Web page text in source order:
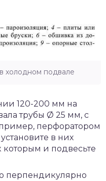
холодном подвале
120-200 мм на
трубы Ø 25 мм, с
перфоратором
в них
и подвесьте
перпендикулярно